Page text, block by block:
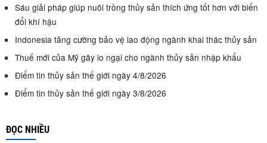
Sáu giải pháp giúp nuôi trồng thủy sản thích ứng tốt hơn với biến
đổi khí hậu
Indonesia tăng cường bảo vệ lao động ngành khai thác thủy sản
Thuế mới của Mỹ gây lo ngại cho ngành thủy sản nhập khẩu
Điểm tin thủy sản thế giới ngày 4/8/2026
Điểm tin thủy sản thế giới ngày 3/8/2026
ĐỌC NHIỀU